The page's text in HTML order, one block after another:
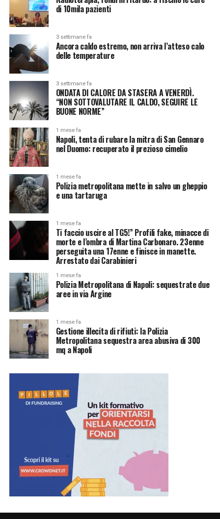
di 10mila pazienti
3 settimane fa
Ancora caldo estremo, non arriva l’atteso calo
delle temperature
3 settimane fa
ONDATA DI CALORE DA STASERA A VENERDÌ.
“NON SOTTOVALUTARE IL CALDO, SEGUIRE LE
BUONE NORME”
1 mese fa
Napoli, tenta di rubare la mitra di San Gennaro
nel Duomo: recuperato il prezioso cimelio
1 mese fa
Polizia metropolitana mette in salvo un gheppio
e una tartaruga
1 mese fa
Ti faccio uscire al TG5!” Profili fake, minacce di
morte e l’ombra di Martina Carbonaro. 23enne
perseguita una 17enne e finisce in manette.
Arrestato dai Carabinieri
1 mese fa
Polizia Metropolitana di Napoli: sequestrate due
aree in via Argine
1 mese fa
Gestione illecita di rifiuti: la Polizia
Metropolitana sequestra area abusiva di 300
mq a Napoli